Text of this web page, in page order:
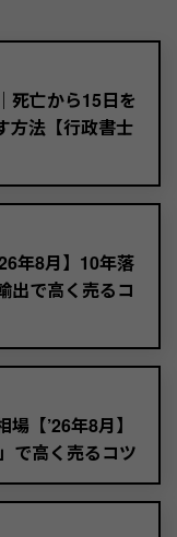
死亡から15日を
方法【行政書士
年8月】10年落
出で高く売るコ
【’26年8月】
で高く売るコツ